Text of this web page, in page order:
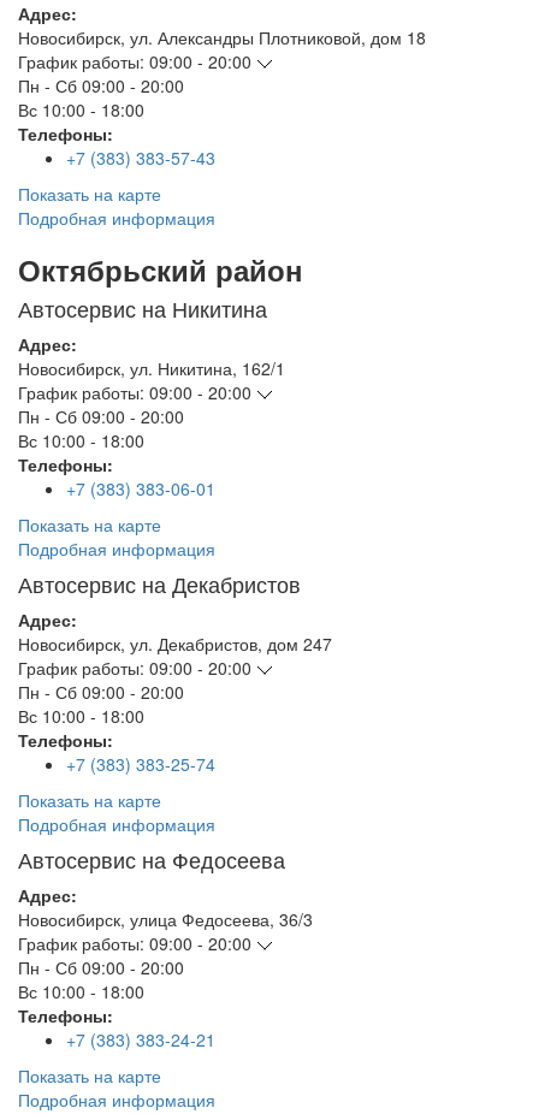
Адрес:
Новосибирск, ул. Александры Плотниковой, дом 18
График работы: 09:00 - 20:00
Пн - Сб 09:00 - 20:00
Вс 10:00 - 18:00
Телефоны:
+7 (383) 383-57-43
Показать на карте
Подробная информация
Октябрьский район
Автосервис на Никитина
Адрес:
Новосибирск, ул. Никитина, 162/1
График работы: 09:00 - 20:00
Пн - Сб 09:00 - 20:00
Вс 10:00 - 18:00
Телефоны:
+7 (383) 383-06-01
Показать на карте
Подробная информация
Автосервис на Декабристов
Адрес:
Новосибирск, ул. Декабристов, дом 247
График работы: 09:00 - 20:00
Пн - Сб 09:00 - 20:00
Вс 10:00 - 18:00
Телефоны:
+7 (383) 383-25-74
Показать на карте
Подробная информация
Автосервис на Федосеева
Адрес:
Новосибирск, улица Федосеева, 36/3
График работы: 09:00 - 20:00
Пн - Сб 09:00 - 20:00
Вс 10:00 - 18:00
Телефоны:
+7 (383) 383-24-21
Показать на карте
Подробная информация